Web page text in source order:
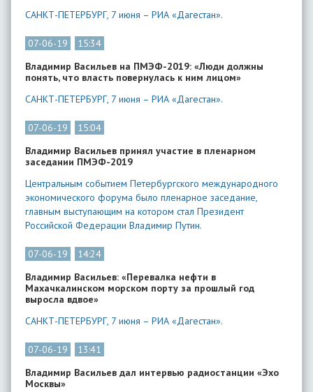
САНКТ-ПЕТЕРБУРГ, 7 июня – РИА «Дагестан».
07-06-19
15:34
Владимир Васильев на ПМЭФ-2019: «Люди должны
понять, что власть повернулась к ним лицом»
САНКТ-ПЕТЕРБУРГ, 7 июня – РИА «Дагестан».
07-06-19
15:04
Владимир Васильев принял участие в пленарном
заседании ПМЭФ-2019
Центральным событием Петербургского международного
экономического форума было пленарное заседание,
главным выступающим на котором стал Президент
Российской Федерации Владимир Путин.
07-06-19
14:24
Владимир Васильев: «Перевалка нефти в
Махачкалинском морском порту за прошлый год
выросла вдвое»
САНКТ-ПЕТЕРБУРГ, 7 июня – РИА «Дагестан».
07-06-19
13:41
Владимир Васильев дал интервью радиостанции «Эхо
Москвы»